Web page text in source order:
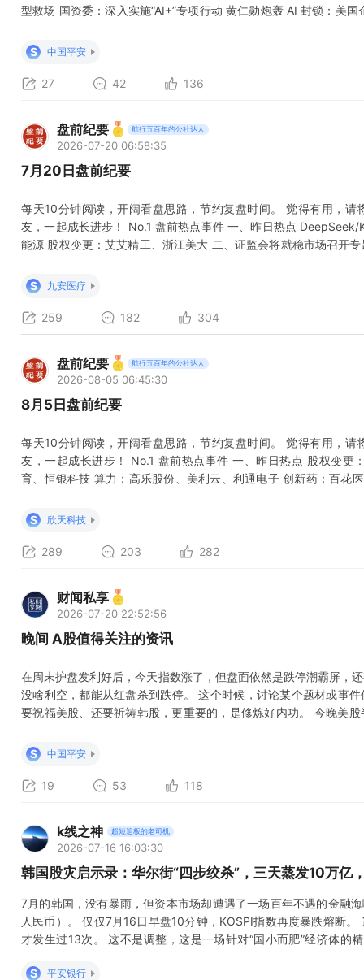
型救场 国资委：深入实施“AI+”专项行动 黄仁勋炮轰 AI 封锁：美
性能较Blackwell提升10倍 OpenAI将预计的云服务支出从
S 中国平安
27 42 136
盘前纪要 航行五百年的公社达人
2026-07-20 06:58:35
7月20日盘前纪要
每天10分钟阅读，开阔看盘思路，节约复盘时间。 觉得有用，请
友，一起成长进步！ No.1 盘前热点事件 一、昨日热点
能源 股权变更：艾艾精工、浙江美大 二、证监会将就稳市场召开
使用股票回购增持专项再贷款及配套资金超500亿元，用于维护市
S 九安医疗
259 182 304
盘前纪要 航行五百年的公社达人
2026-08-05 06:45:30
8月5日盘前纪要
每天10分钟阅读，开阔看盘思路，节约复盘时间。 觉得有用，请
友，一起成长进步！ No.1 盘前热点事件 一、昨日热点 股权变更
育、恒银科技 算力：高乐股份、美利云、利通电子 创新药：百花
网：风范股份 二、美国拟禁采购中国新型号光模块 联邦通信委员
S 欣天科技
289 203 282
财闻私享
2026-07-20 22:52:56
晚间 A股值得关注的资讯
在周末护盘发利好后，今天指数涨了，但盘面依然是跌停潮霸屏，
没啥利空，都能从红盘杀到跌停。 这个时候，讨论某个题材或事
要祝福美股、还要祈祷韩股，更重要的，是修炼好内功。 今晚美
等多场专项座谈会。 今晚真金白银层面最大的利好，是央企增持
中铝等，扩大到了保险等金融
S 中国平安
19 53 118
k线之神 超短追板的老司机
2026-07-16 16:03:30
韩国股灾启示录：华尔街“四步绞杀”，三天蒸发10万亿
7月的韩国，没有暴雨，但资本市场却遭遇了一场百年不遇的金融
人民币）。 仅仅7月16日早盘10分钟，KOSPI指数再度暴跌熔断
才发生过13次。 这不是调整，这是一场针对“国小而肥”经济体的
台排队” 如果你觉得最近的
S 平安银行